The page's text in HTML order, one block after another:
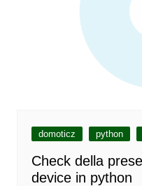
domoticz python
Check della
device in python